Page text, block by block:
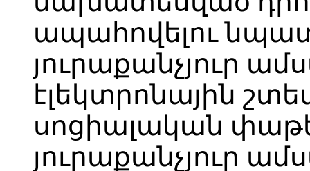
ապահովելու
յուրաքանչյուր
էլեկտրոնային
սոցիալական
յուրաքանչյուր